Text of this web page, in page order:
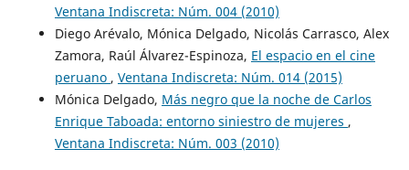
Ventana Indiscreta: Núm. 004 (2010)
Diego Arévalo, Mónica Delgado, Nicolás Carrasco, Alex
Zamora, Raúl Álvarez-Espinoza, El espacio en el cine
peruano , Ventana Indiscreta: Núm. 014 (2015)
Mónica Delgado, Más negro que la noche de Carlos
Enrique Taboada: entorno siniestro de mujeres ,
Ventana Indiscreta: Núm. 003 (2010)